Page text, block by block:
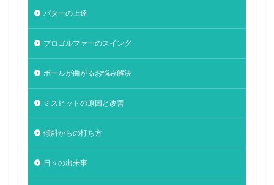
パターの上達
プロゴルファーのスイング
ボールが曲がるお悩み解決
ミスヒットの原因と改善
傾斜からの打ち方
日々の出来事